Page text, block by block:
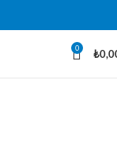
0 ₺